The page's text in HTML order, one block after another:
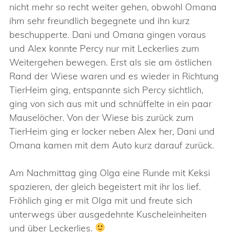
nicht mehr so recht weiter gehen, obwohl Omana
ihm sehr freundlich begegnete und ihn kurz
beschupperte. Dani und Omana gingen voraus
und Alex konnte Percy nur mit Leckerlies zum
Weitergehen bewegen. Erst als sie am östlichen
Rand der Wiese waren und es wieder in Richtung
TierHeim ging, entspannte sich Percy sichtlich,
ging von sich aus mit und schnüffelte in ein paar
Mauselöcher. Von der Wiese bis zurück zum
TierHeim ging er locker neben Alex her, Dani und
Omana kamen mit dem Auto kurz darauf zurück.
Am Nachmittag ging Olga eine Runde mit Keksi
spazieren, der gleich begeistert mit ihr los lief.
Fröhlich ging er mit Olga mit und freute sich
unterwegs über ausgedehnte Kuscheleinheiten
und über Leckerlies.